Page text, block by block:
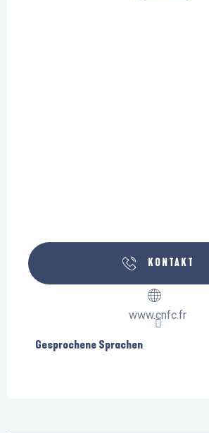
KONTAKT
www.cnfc.fr
Gesprochene Sprachen
Gesprochene Sprachen